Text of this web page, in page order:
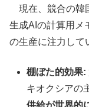
現在、競合の韓
生成AIの計算用メ
の生産に注力して
棚ぼた的効果:
キオクシアの
供給が世界的